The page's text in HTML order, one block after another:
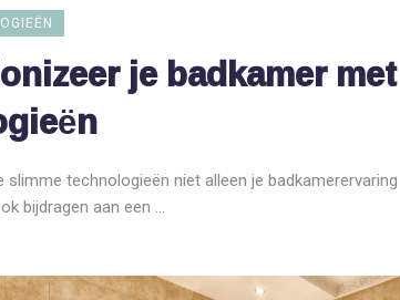
je badkamer
slimme technologieën niet alleen je badkamerervaring
bijdragen aan een ...